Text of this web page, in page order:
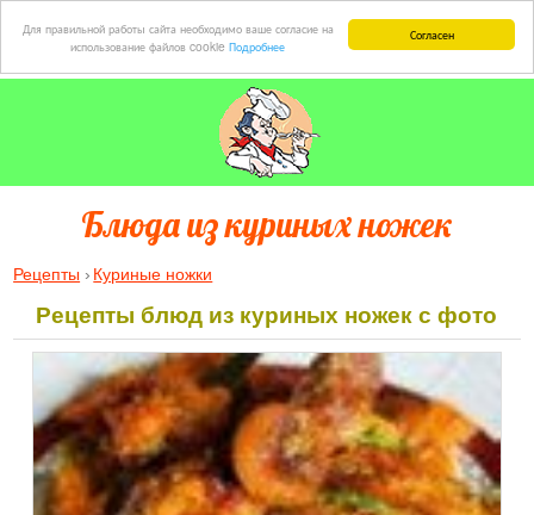
Согласен
Для правильной работы сайта необходимо ваше согласие на
использование файлов cookie Подробнее
Блюда из куриных ножек
Рецепты Куриные ножки
Рецепты блюд из куриных ножек с фото